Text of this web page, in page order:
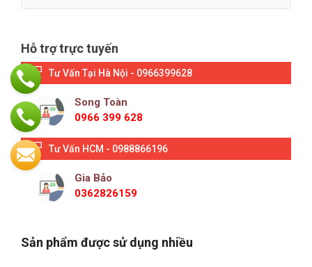
Hỗ trợ trực tuyến
Tư Vấn Tại Hà Nội - 0966399628
Song Toàn
0966 399 628
Tư Vấn HCM - 0988866196
Gia Bảo
0362826159
Sản phẩm được sử dụng nhiều